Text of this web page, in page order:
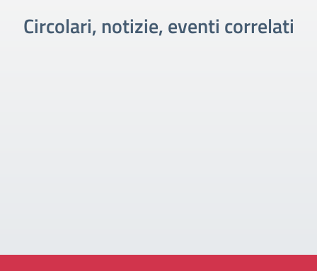
Circolari, notizie, eventi correlati